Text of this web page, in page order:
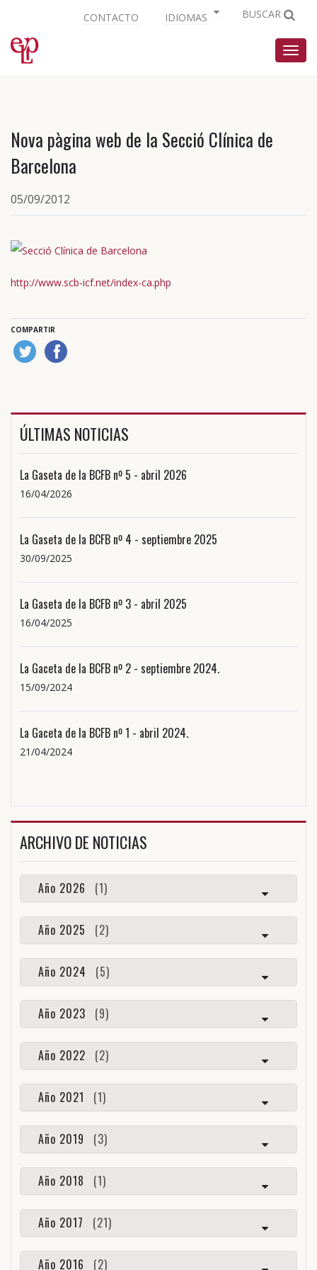
CONTACTO IDIOMAS BUSCAR
Nova pàgina web de la Secció Clínica de
Barcelona
05/09/2012
http://www.scb-icf.net/index-ca.php
COMPARTIR
ÚLTIMAS NOTICIAS
La Gaseta de la BCFB nº 5 - abril 2026
16/04/2026
La Gaseta de la BCFB nº 4 - septiembre 2025
30/09/2025
La Gaseta de la BCFB nº 3 - abril 2025
16/04/2025
La Gaceta de la BCFB nº 2 - septiembre 2024.
15/09/2024
La Gaceta de la BCFB nº 1 - abril 2024.
21/04/2024
ARCHIVO DE NOTICIAS
Año 2026 (1)
Año 2025 (2)
Año 2024 (5)
Año 2023 (9)
Año 2022 (2)
Año 2021 (1)
Año 2019 (3)
Año 2018 (1)
Año 2017 (21)
Año 2016 (2)